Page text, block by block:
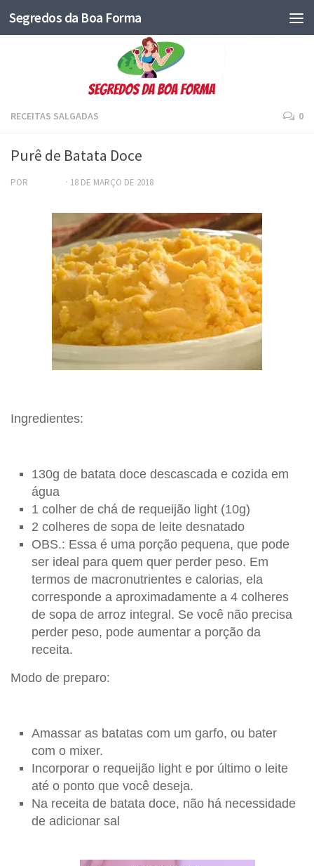
Segredos da Boa Forma
RECEITAS SALGADAS 0
Purê de Batata Doce
POR · 18 DE MARÇO DE 2018
Ingredientes:
130g de batata doce descascada e cozida em
água
1 colher de chá de requeijão light (10g)
2 colheres de sopa de leite desnatado
OBS.: Essa é uma porção pequena, que pode
ser ideal para quem quer perder peso. Em
termos de macronutrientes e calorias, ela
corresponde a aproximadamente a 4 colheres
de sopa de arroz integral. Se você não precisa
perder peso, pode aumentar a porção da
receita.
Modo de preparo:
Amassar as batatas com um garfo, ou bater
com o mixer.
Incorporar o requeijão light e por último o leite
até o ponto que você deseja.
Na receita de batata doce, não há necessidade
de adicionar sal